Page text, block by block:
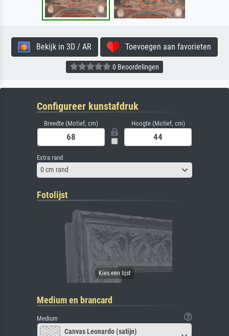
Bekijk in 3D / AR Toevoegen aan favorieten
0 Beoordelingen
Configureer kunstafdruk
Breedte (Motief, cm) Hoogte (Motief, cm)
Extra rand
0 cm rand
Fotolijst
Medium en brancard
Medium
Canvas Leonardo (satijn)